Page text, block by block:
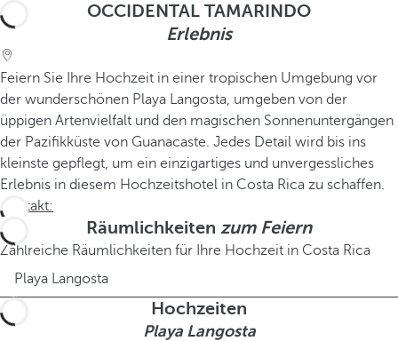
OCCIDENTAL TAMARINDO
Erlebnis
Feiern Sie Ihre Hochzeit in einer tropischen Umgebung vor
der wunderschönen Playa Langosta, umgeben von der
üppigen Artenvielfalt und den magischen Sonnenuntergängen
der Pazifikküste von Guanacaste. Jedes Detail wird bis ins
kleinste gepflegt, um ein einzigartiges und unvergessliches
Erlebnis in diesem Hochzeitshotel in Costa Rica zu schaffen.
Kontakt:
Räumlichkeiten zum Feiern
Zahlreiche Räumlichkeiten für Ihre Hochzeit in Costa Rica
Playa Langosta
Hochzeiten
Playa Langosta